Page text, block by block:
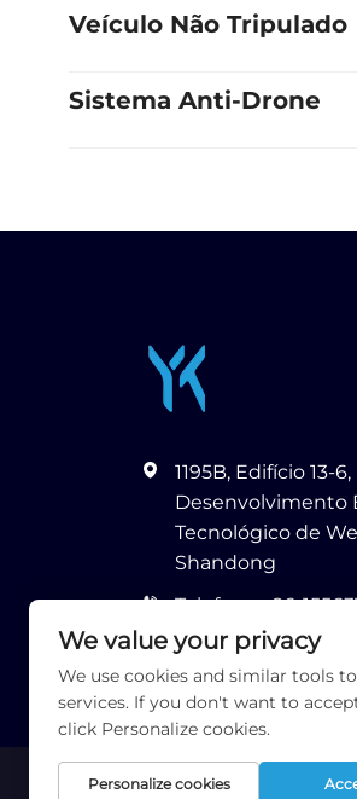
Veículo Não Tripulado
Sistema Anti-Drone
1195B, Edifício 13-
Desenvolvimento
Tecnológico de
Shandong
Telefone:+86-
E-mail:[email
Direitos autorais ©
We value your privacy
We use cookies and similar tools
services. If you don't want to
click Personalize cookies.
Personalize cookies